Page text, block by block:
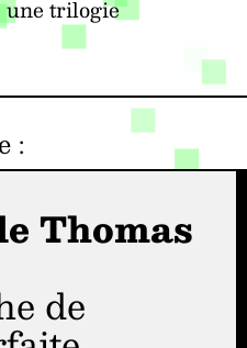
une trilogie
:
Thomas